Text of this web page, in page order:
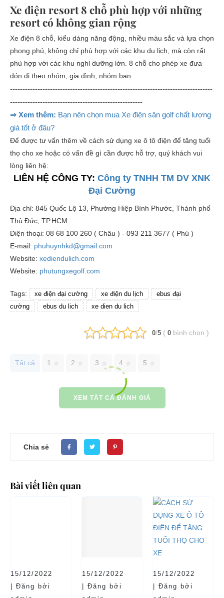
Xe điện resort 8 chỗ phù hợp với những
resort có không gian rộng
Xe điện 8 chỗ, kiểu dáng năng động, nhiều màu sắc và lựa chọn
phong phú, không chỉ phù hợp với các khu du lịch, mà còn rất
phù hợp với các khu nghỉ dưỡng lớn. 8 chỗ cho phép xe đưa
đón đi theo nhóm, gia đình, nhóm bạn.
---------------------------------------------------------------------------------
-----------------------------------------------------
⇒ Xem thêm: Bạn nên chọn mua Xe điện sân golf chất lượng
giá tốt ở đâu?
Để được tư vấn thêm về cách sử dụng xe ô tô điện để tăng tuổi
thọ cho xe hoặc có vấn đề gì cần được hỗ trợ, quý khách vui
lòng liên hệ:
LIÊN HỆ CÔNG TY: Công ty TNHH TM DV XNK
Đại Cường
Địa chỉ: 845 Quốc Lộ 13, Phường Hiệp Bình Phước, Thành phố
Thủ Đức, TP.HCM
Điện thoại: 08 68 100 260 ( Châu ) - 093 211 3677 ( Phú )
E-mail: phuhuynhkd@gmail.com
Website: xediendulich.com
Website: phutungxegolf.com
Tags: xe điện đại cường xe điện du lịch
ebus đại
cường
ebus du lich xe dien du lich
0/5 ( 0 bình chọn )
Tất cả 1 2 3 4 5
XEM TẤT CẢ ĐÁNH GIÁ
Chia sẻ
Bài viết liên quan
15/12/2022
| Đăng bởi
15/12/2022
| Đăng bởi
15/12/2022
| Đăng bởi